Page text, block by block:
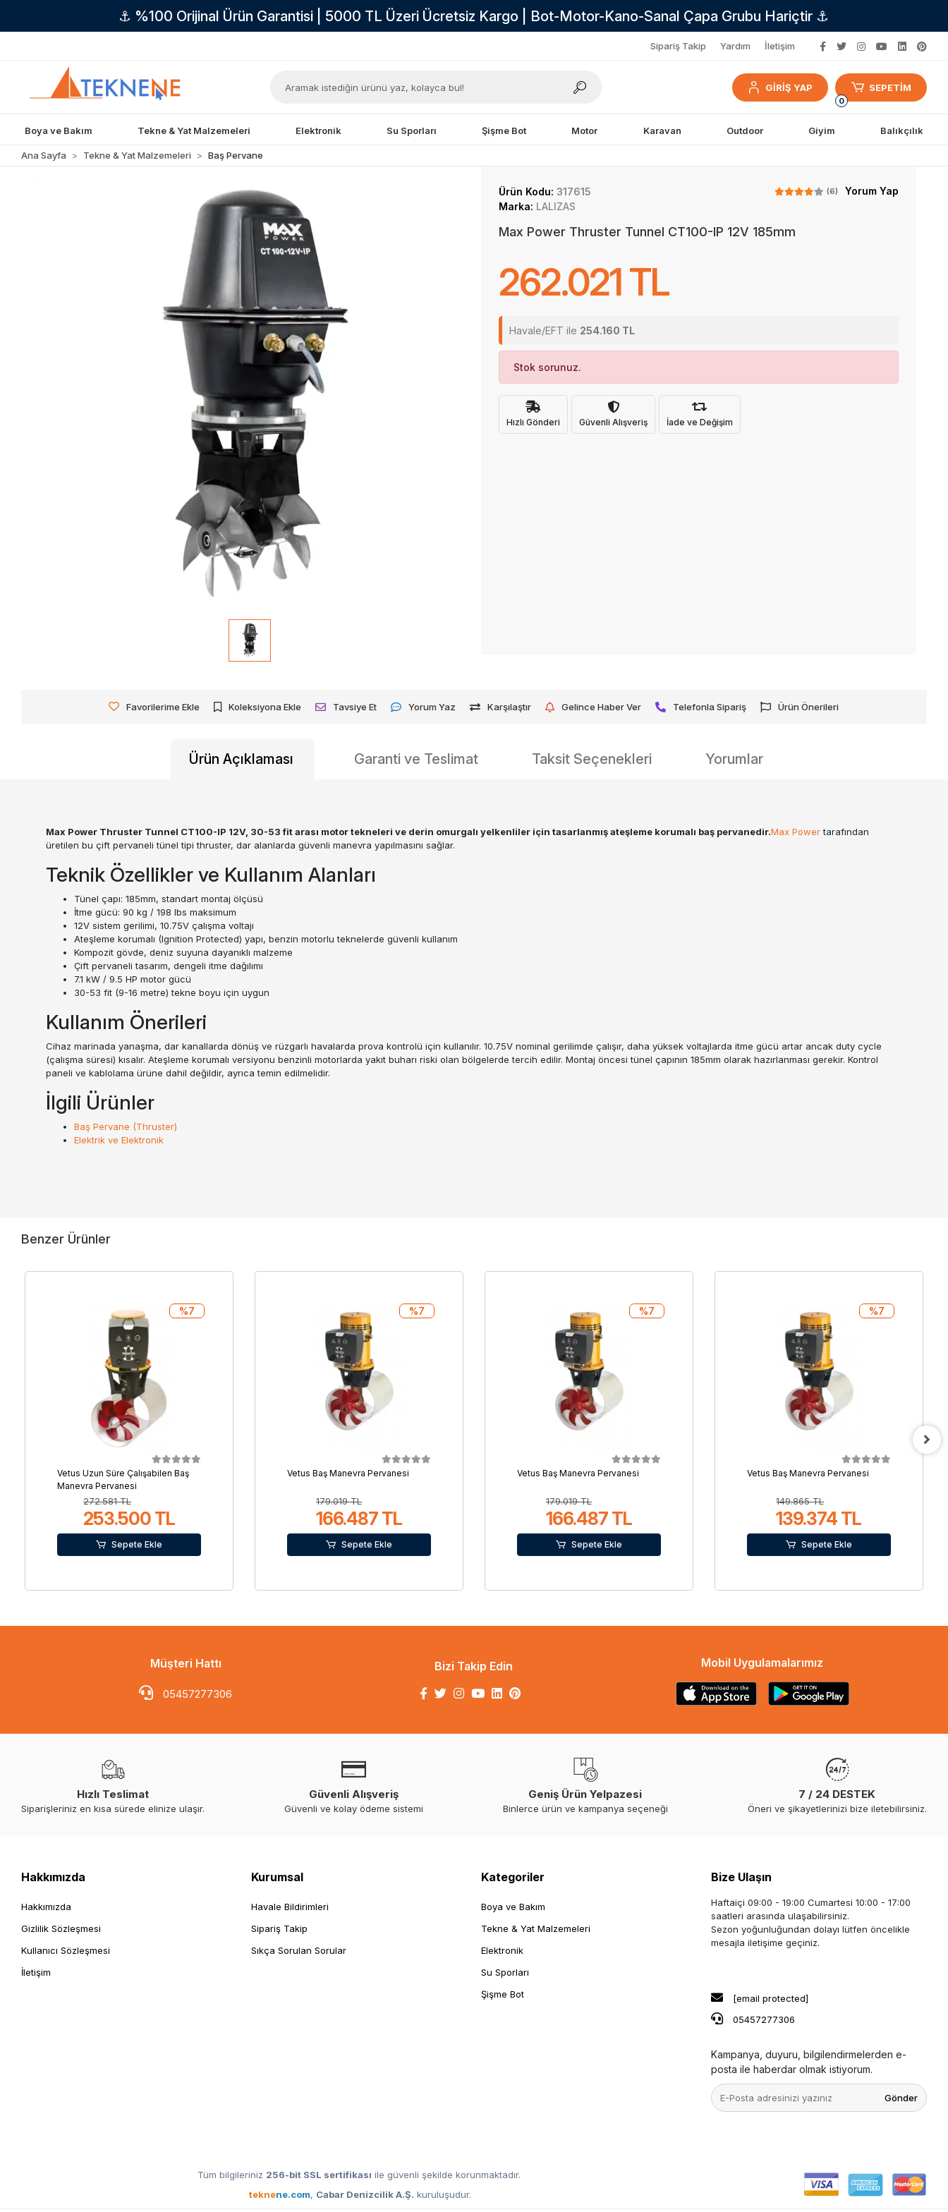
⚓ %100 Orijinal Ürün Garantisi | 5000 TL Üzeri Ücretsiz Kargo | Bot-Motor-Kano-Sanal Çapa Grubu Hariçtir ⚓
Sipariş Takip Yardım İletişim
GİRİŞ YAP
0
SEPETİM
Boya ve Bakım Tekne & Yat Malzemeleri Elektronik Su Sporları Şişme Bot Motor Karavan Outdoor Giyim Balıkçılık
Ana Sayfa Tekne & Yat Malzemeleri Baş Pervane
Ürün Kodu: 317615 (6)
Yorum Yap
Marka: LALIZAS
Max Power Thruster Tunnel CT100-IP 12V 185mm
262.021 TL
Havale/EFT ile 254.160 TL
Stok sorunuz.
Hızlı Gönderi Güvenli Alışveriş İade ve Değişim
Favorilerime Ekle Koleksiyona Ekle Tavsiye Et Yorum Yaz Karşılaştır Gelince Haber Ver Telefonla Sipariş Ürün Önerileri
Ürün Açıklaması Garanti ve Teslimat Taksit Seçenekleri Yorumlar
Max Power Thruster Tunnel CT100-IP 12V, 30-53 fit arası motor tekneleri ve derin omurgalı yelkenliler için tasarlanmış ateşleme korumalı baş pervanedir.Max Powertarafından
üretilen bu çift pervaneli tünel tipi thruster, dar alanlarda güvenli manevra yapılmasını sağlar.
Teknik Özellikler ve Kullanım Alanları
Tünel çapı: 185mm, standart montaj ölçüsü
İtme gücü: 90 kg / 198 lbs maksimum
12V sistem gerilimi, 10.75V çalışma voltajı
Ateşleme korumalı (Ignition Protected) yapı, benzin motorlu teknelerde güvenli kullanım
Kompozit gövde, deniz suyuna dayanıklı malzeme
Çift pervaneli tasarım, dengeli itme dağılımı
7.1 kW / 9.5 HP motor gücü
30-53 fit (9-16 metre) tekne boyu için uygun
Kullanım Önerileri
Cihaz marinada yanaşma, dar kanallarda dönüş ve rüzgarlı havalarda prova kontrolü için kullanılır. 10.75V nominal gerilimde çalışır, daha yüksek voltajlarda itme gücü artar ancak duty cycle
(çalışma süresi) kısalır. Ateşleme korumalı versiyonu benzinli motorlarda yakıt buharı riski olan bölgelerde tercih edilir. Montaj öncesi tünel çapının 185mm olarak hazırlanması gerekir. Kontrol
paneli ve kablolama ürüne dahil değildir, ayrıca temin edilmelidir.
İlgili Ürünler
Baş Pervane (Thruster)
Elektrik ve Elektronik
Benzer Ürünler
Vetus Uzun Süre Çalışabilen Baş
Manevra Pervanesi
272.581 TL
253.500 TL
%7
Sepete Ekle
Vetus Baş Manevra Pervanesi
179.019 TL
166.487 TL
%7
Sepete Ekle
Vetus Baş Manevra Pervanesi
179.019 TL
166.487 TL
%7
Sepete Ekle
Vetus Baş Manevra Pervanesi
149.865 TL
139.374 TL
%7
Sepete Ekle
Müşteri Hattı
05457277306
Bizi Takip Edin Mobil Uygulamalarımız
Hızlı Teslimat
Siparişleriniz en kısa sürede elinize ulaşır.
Güvenli Alışveriş
Güvenli ve kolay ödeme sistemi
Geniş Ürün Yelpazesi
Binlerce ürün ve kampanya seçeneği
7 / 24 DESTEK
Öneri ve şikayetlerinizi bize iletebilirsiniz.
Hakkımızda
Hakkımızda
Gizlilik Sözleşmesi
Kullanıcı Sözleşmesi
İletişim
Kurumsal
Havale Bildirimleri
Sipariş Takip
Sıkça Sorulan Sorular
Kategoriler
Boya ve Bakım
Tekne & Yat Malzemeleri
Elektronik
Su Sporları
Şişme Bot
Bize Ulaşın
Haftaiçi 09:00 - 19:00 Cumartesi 10:00 - 17:00
saatleri arasında ulaşabilirsiniz.
Sezon yoğunluğundan dolayı lütfen öncelikle
mesajla iletişime geçiniz.
[email protected]
05457277306
Kampanya, duyuru, bilgilendirmelerden e-
posta ile haberdar olmak istiyorum.
Gönder
Tüm bilgileriniz 256-bit SSL sertifikası ile güvenli şekilde korunmaktadır.
teknene.com, Cabar Denizcilik A.Ş. kuruluşudur.